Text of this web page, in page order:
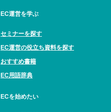
EC運営を学ぶ
セミナーを探す
EC運営の役立ち資料を探す
おすすめ書籍
EC用語辞典
ECを始めたい